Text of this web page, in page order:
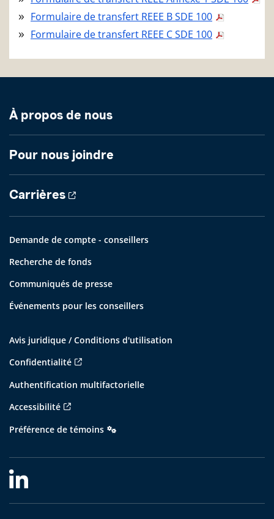
Formulaire de transfert REEE B SDE 100
Formulaire de transfert REEE C SDE 100
À propos de nous
Pour nous joindre
Carrières
Demande de compte - conseillers
Recherche de fonds
Communiqués de presse
Événements pour les conseillers
Avis juridique / Conditions d'utilisation
Confidentialité
Authentification multifactorielle
Accessibilité
Préférence de témoins